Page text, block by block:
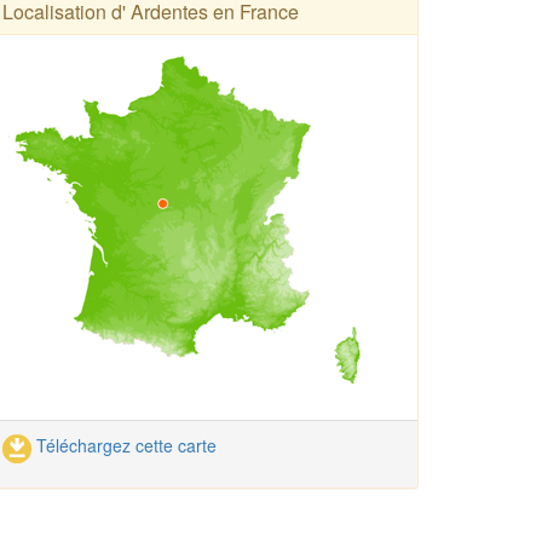
Localisation d' Ardentes en France
Téléchargez cette carte